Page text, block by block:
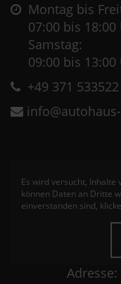
Montag bis
07:00 bis 18:00
Samstag:
09:00 bis 13:00
+49 371 533522
Es wird versucht, Inhalte
können Daten an Dritte
einverstanden sind,